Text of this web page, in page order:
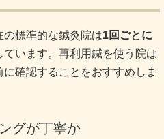
標準的な鍼灸院は1回ごとに
ています。再利用鍼を使う院は
確認することをおすすめしま
グが丁寧か